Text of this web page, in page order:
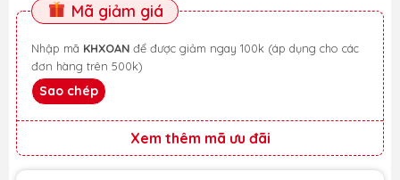
Mã giảm giá
Nhập mã KHXOAN
đơn hàng trên 500k)
Sao chép
Xem thêm mã ưu đãi